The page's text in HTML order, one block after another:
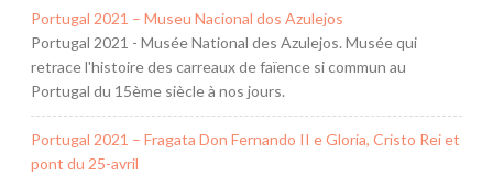
Portugal 2021 – Museu Nacional dos Azulejos
Portugal 2021 - Musée National des Azulejos. Musée qui
retrace l'histoire des carreaux de faïence si commun au
Portugal du 15ème siècle à nos jours.
Portugal 2021 – Fragata Don Fernando II e Gloria, Cristo Rei et
pont du 25-avril